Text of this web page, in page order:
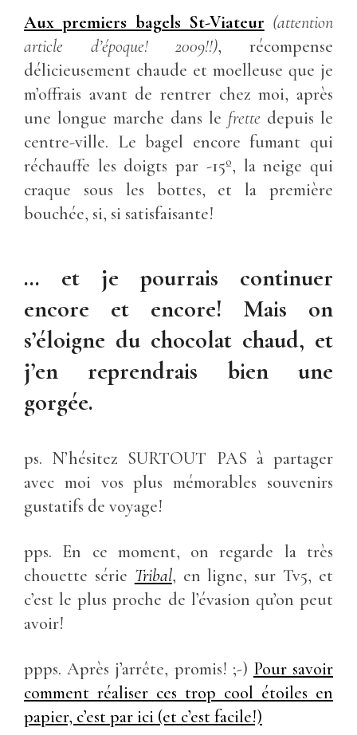
Aux premiers bagels St-Viateur (attention
article d’époque! 2009!!), récompense
délicieusement chaude et moelleuse que je
m’offrais avant de rentrer chez moi, après
une longue marche dans le frette depuis le
centre-ville. Le bagel encore fumant qui
réchauffe les doigts par -15º, la neige qui
craque sous les bottes, et la première
bouchée, si, si satisfaisante!
… et je pourrais continuer
encore et encore! Mais on
s’éloigne du chocolat chaud, et
j’en reprendrais bien une
gorgée.
ps. N’hésitez SURTOUT PAS à partager
avec moi vos plus mémorables souvenirs
gustatifs de voyage!
pps. En ce moment, on regarde la très
chouette série Tribal, en ligne, sur Tv5, et
c’est le plus proche de l’évasion qu’on peut
avoir!
ppps. Après j’arrête, promis! ;-) Pour savoir
comment réaliser ces trop cool étoiles en
papier, c’est par ici (et c’est facile!)